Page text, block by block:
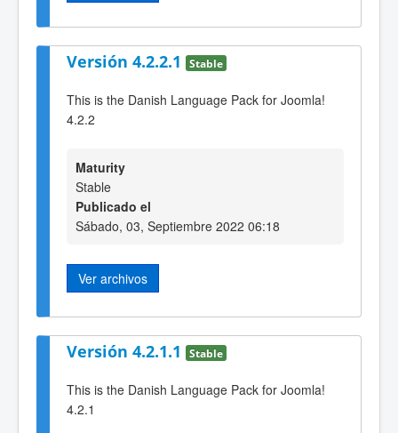
Versión 4.2.2.1 Stable
This is the Danish Language Pack for Joomla!
4.2.2
Maturity
Stable
Publicado el
Sábado, 03, Septiembre 2022 06:18
Ver archivos
Versión 4.2.1.1 Stable
This is the Danish Language Pack for Joomla!
4.2.1